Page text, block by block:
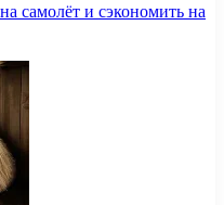
самолёт и сэкономить на